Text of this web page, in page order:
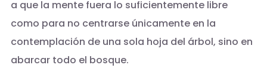
a que la mente fuera lo suficientemente libre
como para no centrarse únicamente en la
contemplación de una sola hoja del árbol, sino en
abarcar todo el bosque.